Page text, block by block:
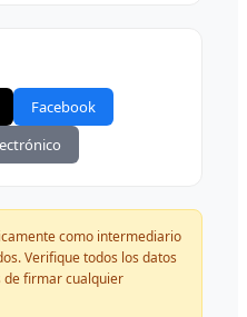
Facebook
como intermediario
Verifique todos los datos
de firmar cualquier